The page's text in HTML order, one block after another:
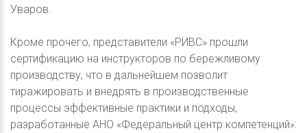
Уваров.
Кроме прочего, представители «РИВС» прошли
сертификацию на инструкторов по бережливому
производству, что в дальнейшем позволит
тиражировать и внедрять в производственные
процессы эффективные практики и подходы,
разработанные АНО «Федеральный центр компетенций»: